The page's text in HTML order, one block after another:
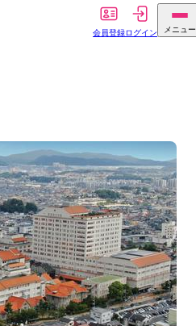
会員登録ログイン メニュー